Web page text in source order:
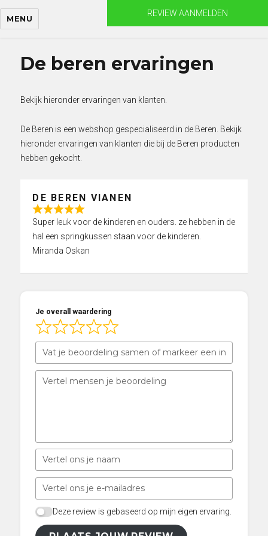
Skip
MENU
REVIEW AANMELDEN
De beren ervaringen
Bekijk hieronder ervaringen van klanten.
De Beren is een webshop gespecialiseerd in de Beren. Bekijk
hieronder ervaringen van klanten die bij de Beren producten
hebben gekocht.
DE BEREN VIANEN
R
d
0
o
u
t
o
Super leuk voor de kinderen en ouders. ze hebben in de
hal een springkussen staan voor de kinderen.
Miranda Oskan
Je overall waardering
Deze review is gebaseerd op mijn eigen ervaring.